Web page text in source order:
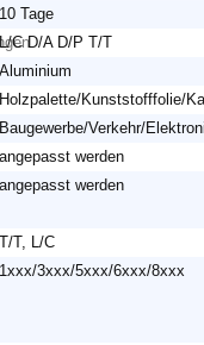
10 Tage
L/C D/A D/P T/T
Aluminium
Holzpalette/Kunststofffolie/
Baugewerbe/Verkehr/
angepasst werden
angepasst werden
T/T, L/C
1xxx/3xxx/5xxx/6xxx/8xxx